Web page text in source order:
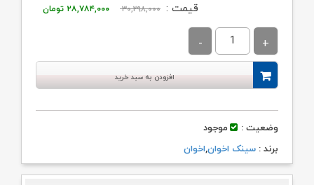
قیمت : ۳۰,۲۹۸,۰۰۰
قیمت
۲۸,۷۸۴,۰۰۰ تومان
افزودن به سبد خرید
وضعیت :
موجود
برند : سینک اخوان,اخوان